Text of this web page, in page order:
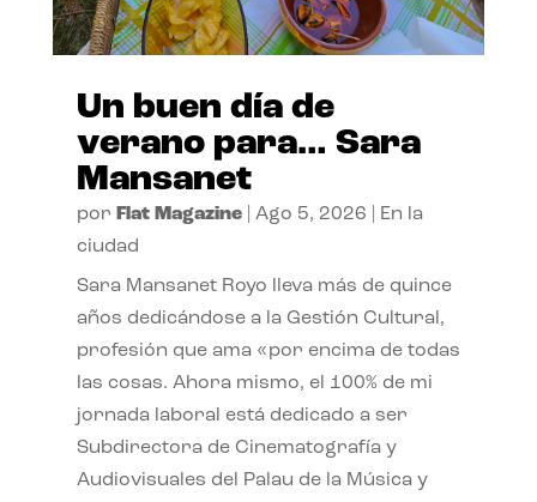
Un buen día de
verano para… Sara
Mansanet
por Flat Magazine| Ago 5, 2026
En la
ciudad
Sara Mansanet Royo lleva más de quince
años dedicándose a la Gestión Cultural,
profesión que ama «por encima de todas
las cosas. Ahora mismo, el 100% de mi
jornada laboral está dedicado a ser
Subdirectora de Cinematografía y
Audiovisuales del Palau de la Música y